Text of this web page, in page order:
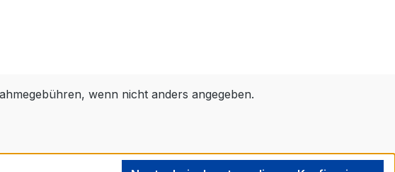
wenn nicht anders angegeben.